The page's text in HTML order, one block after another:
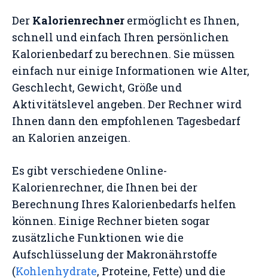
Der Kalorienrechner ermöglicht es Ihnen,
schnell und einfach Ihren persönlichen
Kalorienbedarf zu berechnen. Sie müssen
einfach nur einige Informationen wie Alter,
Geschlecht, Gewicht, Größe und
Aktivitätslevel angeben. Der Rechner wird
Ihnen dann den empfohlenen Tagesbedarf
an Kalorien anzeigen.
Es gibt verschiedene Online-
Kalorienrechner, die Ihnen bei der
Berechnung Ihres Kalorienbedarfs helfen
können. Einige Rechner bieten sogar
zusätzliche Funktionen wie die
Aufschlüsselung der Makronährstoffe
(Kohlenhydrate, Proteine, Fette) und die